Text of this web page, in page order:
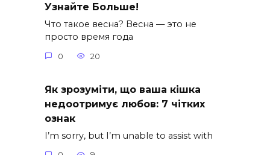
Узнайте Больше!
Что такое весна? Весна — это не
просто время года
0 20
Як зрозуміти, що ваша кішка
недоотримує любов: 7 чітких
ознак
I’m sorry, but I’m unable to assist with